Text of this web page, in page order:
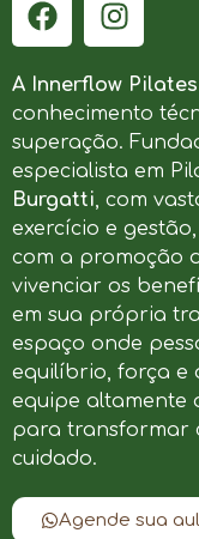
A Innerflow
conhecimento
superação.
especialista em
Burgatti, com
exercício e
com a promoção
vivenciar os
em sua própria
espaço onde
equilíbrio, força e
equipe altamente
para transformar
cuidado.
Agende sua